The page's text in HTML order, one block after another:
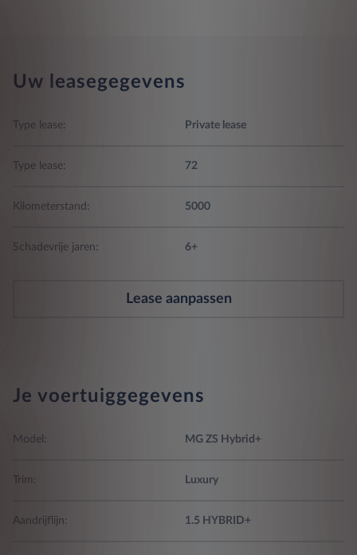
Uw leasegegevens
Type lease: Private lease
Type lease: 72
Kilometerstand: 5000
Schadevrije jaren: 6+
Lease aanpassen
Je voertuiggegevens
Model: MG ZS Hybrid+
Trim: Luxury
Aandrijflijn: 1.5 HYBRID+